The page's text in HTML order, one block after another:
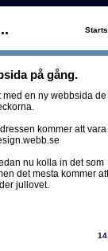
på gång.
med en ny webbsida de
kommer att vara
nu kolla in det som
det mesta kommer att
jullovet.